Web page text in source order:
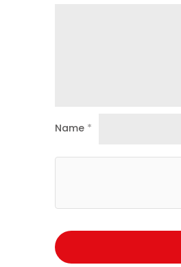
Name *